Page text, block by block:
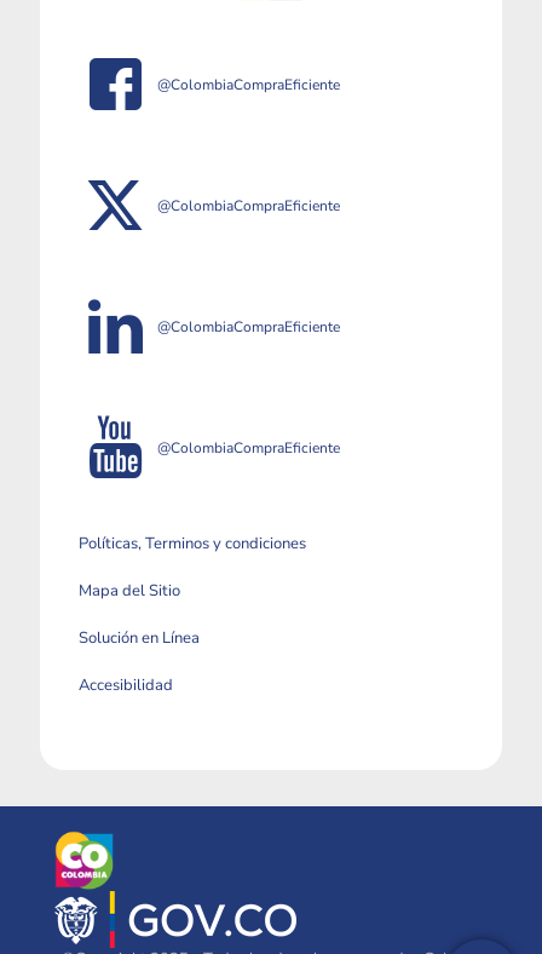
@ColombiaCompraEficiente
@ColombiaCompraEficiente
@ColombiaCompraEficiente
@ColombiaCompraEficiente
Políticas, Terminos y condiciones
Mapa del Sitio
Solución en Línea
Accesibilidad